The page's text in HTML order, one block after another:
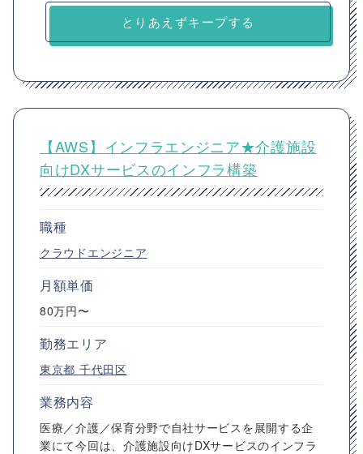
とりあえずキープする
【AWS】インフラエンジニア★介護施設
向けDXサービスのインフラ構築
職種
クラウドエンジニア
月額単価
80万円〜
勤務エリア
東京都 千代田区
業務内容
医療／介護／保育分野で自社サービスを展開する企
業にて今回は、介護施設向けDXサービスのインフラ